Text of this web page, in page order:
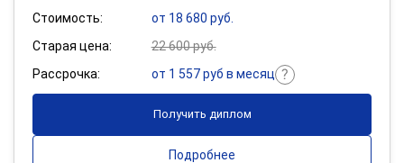
Стоимость:
от 18 680 руб.
Старая цена:
22 600 руб.
Рассрочка:
от 1 557 руб в месяц
Получить диплом
Подробнее